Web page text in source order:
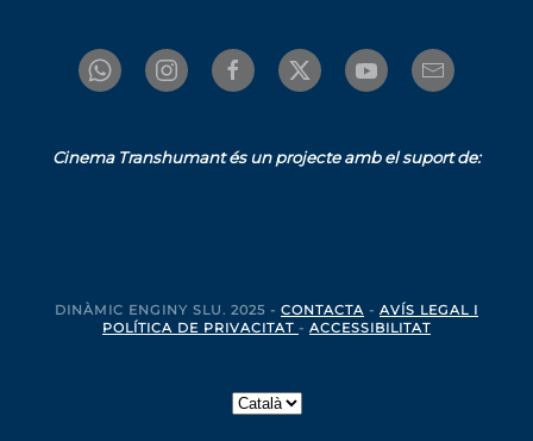
Cinema Transhumant és un projecte amb el suport de:
DINÀMIC ENGINY SLU. 2025 - CONTACTA - AVÍS LEGAL I
POLÍTICA DE PRIVACITAT - ACCESSIBILITAT